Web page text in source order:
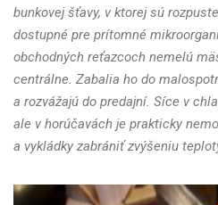
bunkovej šťavy, v ktorej sú
dostupné pre prítomné
obchodných reťazcoch nemelú
centrálne. Zabalia ho do
a rozvážajú do predajní. Síce v
ale v horúčavách je prakticky
a vykládky zabrániť zvýšeniu